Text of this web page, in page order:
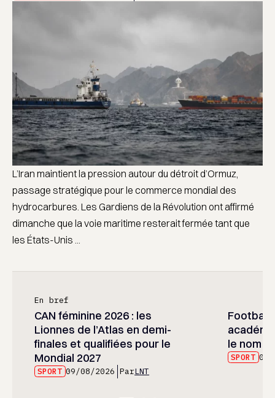
L’Iran maintient la pression autour du détroit d’Ormuz,
passage stratégique pour le commerce mondial des
hydrocarbures. Les Gardiens de la Révolution ont affirmé
dimanche que la voie maritime resterait fermée tant que
les États-Unis ...
En bref
CAN féminine 2026 : les
Lionnes de l’Atlas en demi-
finales et qualifiées pour le
Mondial 2027
SPORT 09/08/2026 ParLNT
Football
le nom
SPORT 09/